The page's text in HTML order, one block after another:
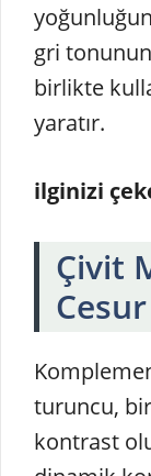
gri tonunun
birlikte
yaratır.
ilginizi
Çivit
turuncu,
kontrast